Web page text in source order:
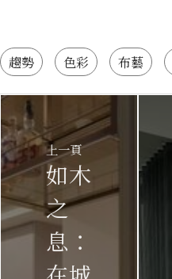
趨勢 色彩 布藝
上一頁
如木
之
息：